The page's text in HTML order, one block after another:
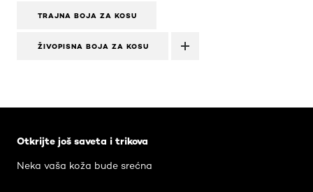
TRAJNA BOJA ZA KOSU
ŽIVOPISNA BOJA ZA KOSU
Otkrijte još saveta i trikova
Neka vaša koža bude srećna